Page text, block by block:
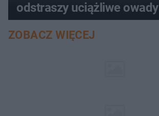
odstraszy uciążliwe owady
ZOBACZ WIĘCEJ